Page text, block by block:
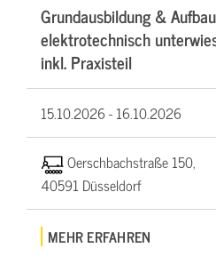
Grundausbildung &
elektrotechnisch
inkl. Praxisteil
15.10.2026 -16.10.2026
Oerschbachstraße 150,
40591 Düsseldorf
MEHR ERFAHREN